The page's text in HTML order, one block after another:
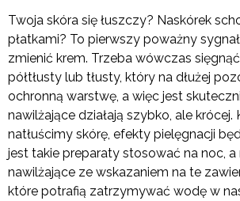
Twoja skóra się łuszczy? Naskórek
płatkami? To pierwszy poważny
zmienić krem. Trzeba wówczas
półtłusty lub tłusty, który na dłużej
ochronną warstwę, a więc jest
nawilżające działają szybko, ale
natłuścimy skórę, efekty pielęgnacji
jest takie preparaty stosować na noc, a
nawilżające ze wskazaniem na te
które potrafią zatrzymywać wodę w